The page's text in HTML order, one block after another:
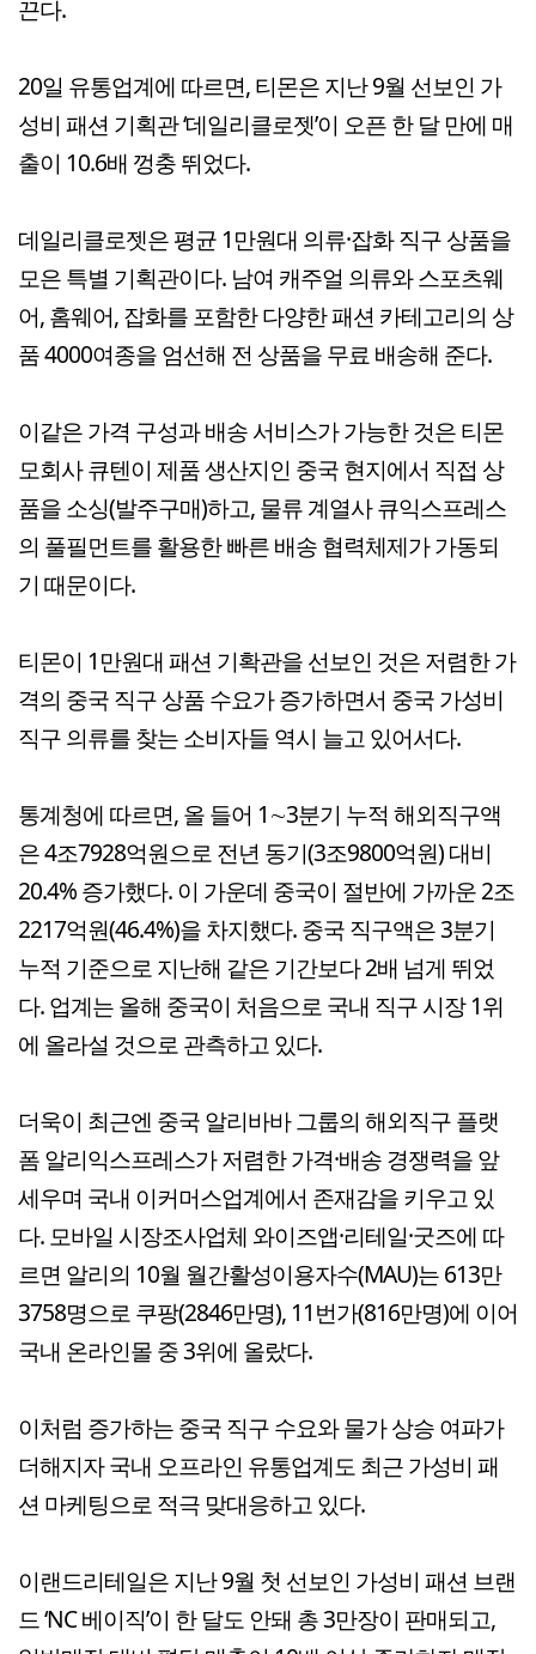
끈다.
20일 유통업계에 따르면, 티몬은 지난 9월 선보인 가
성비 패션 기획관 ‘데일리클로젯’이 오픈 한 달 만에 매
출이 10.6배 껑충 뛰었다.
데일리클로젯은 평균 1만원대 의류·잡화 직구 상품을
모은 특별 기획관이다. 남여 캐주얼 의류와 스포츠웨
어, 홈웨어, 잡화를 포함한 다양한 패션 카테고리의 상
품 4000여종을 엄선해 전 상품을 무료 배송해 준다.
이같은 가격 구성과 배송 서비스가 가능한 것은 티몬
모회사 큐텐이 제품 생산지인 중국 현지에서 직접 상
품을 소싱(발주구매)하고, 물류 계열사 큐익스프레스
의 풀필먼트를 활용한 빠른 배송 협력체제가 가동되
기 때문이다.
티몬이 1만원대 패션 기확관을 선보인 것은 저렴한 가
격의 중국 직구 상품 수요가 증가하면서 중국 가성비
직구 의류를 찾는 소비자들 역시 늘고 있어서다.
통계청에 따르면, 올 들어 1∼3분기 누적 해외직구액
은 4조7928억원으로 전년 동기(3조9800억원) 대비
20.4% 증가했다. 이 가운데 중국이 절반에 가까운 2조
2217억원(46.4%)을 차지했다. 중국 직구액은 3분기
누적 기준으로 지난해 같은 기간보다 2배 넘게 뛰었
다. 업계는 올해 중국이 처음으로 국내 직구 시장 1위
에 올라설 것으로 관측하고 있다.
더욱이 최근엔 중국 알리바바 그룹의 해외직구 플랫
폼 알리익스프레스가 저렴한 가격·배송 경쟁력을 앞
세우며 국내 이커머스업계에서 존재감을 키우고 있
다. 모바일 시장조사업체 와이즈앱·리테일·굿즈에 따
르면 알리의 10월 월간활성이용자수(MAU)는 613만
3758명으로 쿠팡(2846만명), 11번가(816만명)에 이어
국내 온라인몰 중 3위에 올랐다.
이처럼 증가하는 중국 직구 수요와 물가 상승 여파가
더해지자 국내 오프라인 유통업계도 최근 가성비 패
션 마케팅으로 적극 맞대응하고 있다.
이랜드리테일은 지난 9월 첫 선보인 가성비 패션 브랜
드 ‘NC 베이직’이 한 달도 안돼 총 3만장이 판매되고,